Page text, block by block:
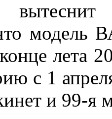
вытеснит
модель
лета
с 1
и 99-я